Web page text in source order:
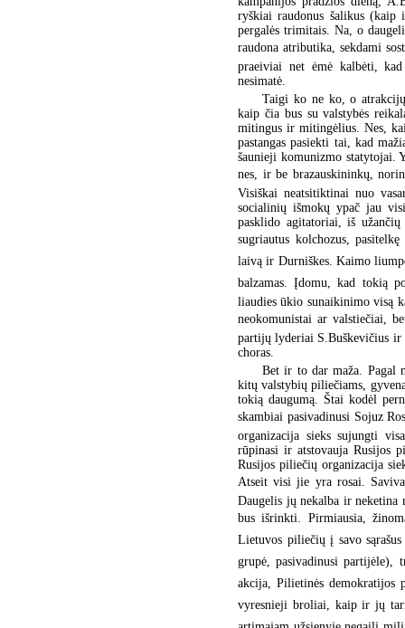
ryškiai raudonus šalikus (kaip
pergalės trimitais. Na, o
raudona atributika, sekdami
praeiviai net ėmė kalbėti,
nesimatė.
Taigi ko ne ko, o
kaip čia bus su valstybės
mitingus ir mitingėlius. Nes,
pastangas pasiekti tai, kad
šaunieji komunizmo statytojai.
nes, ir be brazauskininkų,
Visiškai neatsitiktinai nuo
socialinių išmokų ypač jau
pasklido agitatoriai, iš užančių
sugriautus kolchozus,
laivą ir Durniškes. Kaimo
balzamas. Įdomu, kad tokią
liaudies ūkio sunaikinimo visą
neokomunistai ar valstiečiai,
partijų lyderiai S.Buškevičius ir
choras.
Bet ir to dar maža. Pagal
kitų valstybių piliečiams,
tokią daugumą. Štai kodėl
skambiai pasivadinusi Sojuz
organizacija sieks sujungti
rūpinasi ir atstovauja Rusijos
Rusijos piliečių organizacija
Atseit visi jie yra rosai.
Daugelis jų nekalba ir
bus išrinkti. Pirmiausia,
Lietuvos piliečių į savo
grupė, pasivadinusi partijėle),
akcija, Pilietinės demokratijos
vyresnieji broliai, kaip ir jų